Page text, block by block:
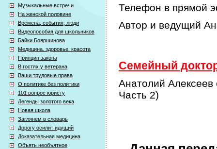
Музыкальные встречи
На женской половине
Времена, события, люди
Видеопособия для школьников
Байки Бояршинова
Медицина. здоровье. красота
Принцип закона
В гостях у ветерана
Ваши трудовые права
О политике без политики
101 вопрос юристу
Легенды золотого века
Новая школа
Заглянем в словарь
Дорогу осилит идущий
Доказательная медицина
Объять необъятное
Телефон в прямой
Автор и ведущий
Семейный
Анатолий Алексеев
Часть 2)